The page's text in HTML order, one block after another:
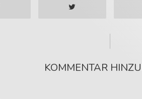
KOMMENTAR